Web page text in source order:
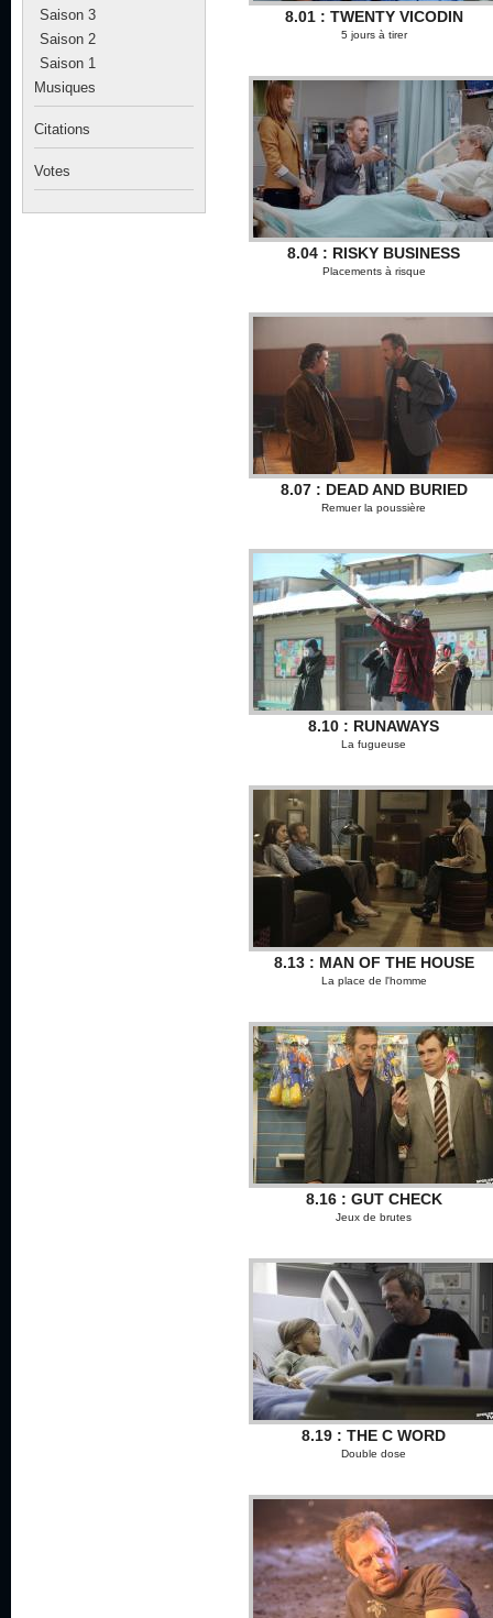
Saison 3
Saison 2
Saison 1
Musiques
Citations
Votes
8.01 : TWENTY VICODIN
5 jours à tirer
8.04 : RISKY BUSINESS
Placements à risque
8.07 : DEAD AND BURIED
Remuer la poussière
8.10 : RUNAWAYS
La fugueuse
8.13 : MAN OF THE HOUSE
La place de l'homme
8.16 : GUT CHECK
Jeux de brutes
8.19 : THE C WORD
Double dose